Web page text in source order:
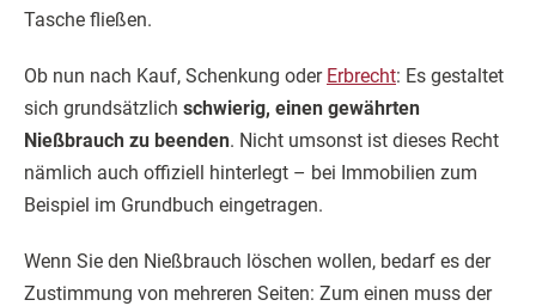
Tasche fließen.
Ob nun nach Kauf, Schenkung oder Erbrecht: Es gestaltet
sich grundsätzlich schwierig, einen gewährten
Nießbrauch zu beenden. Nicht umsonst ist dieses Recht
nämlich auch offiziell hinterlegt – bei Immobilien zum
Beispiel im Grundbuch eingetragen.
Wenn Sie den Nießbrauch löschen wollen, bedarf es der
Zustimmung von mehreren Seiten: Zum einen muss der